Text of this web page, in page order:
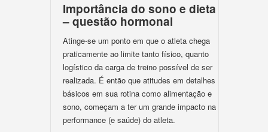
Importância do sono e dieta
– questão hormonal
Atinge-se um ponto em que o atleta chega
praticamente ao limite tanto físico, quanto
logístico da carga de treino possível de ser
realizada. É então que atitudes em detalhes
básicos em sua rotina como alimentação e
sono, começam a ter um grande impacto na
performance (e saúde) do atleta.